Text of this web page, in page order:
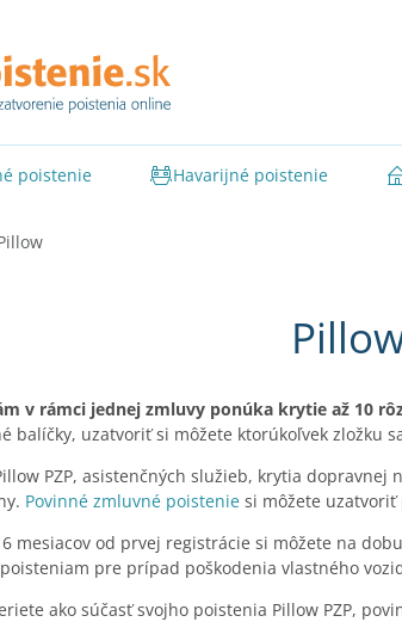
poistenie Havarijné poistenie
v rámci jednej zmluvy ponúka krytie až 10
balíčky, uzatvoriť si môžete ktorúkoľvek zložku
PZP, asistenčných služieb, krytia
Povinné zmluvné poistenie si môžete
mesiacov od prvej registrácie si môžete na
pre prípad poškodenia vlastného
ako súčasť svojho poistenia Pillow PZP,